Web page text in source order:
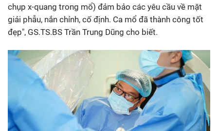
chụp x-quang trong mổ) đảm bảo các yêu cầu về mặt
giải phẫu, nắn chỉnh, cố định. Ca mổ đã thành công tốt
đẹp", GS.TS.BS Trần Trung Dũng cho biết.